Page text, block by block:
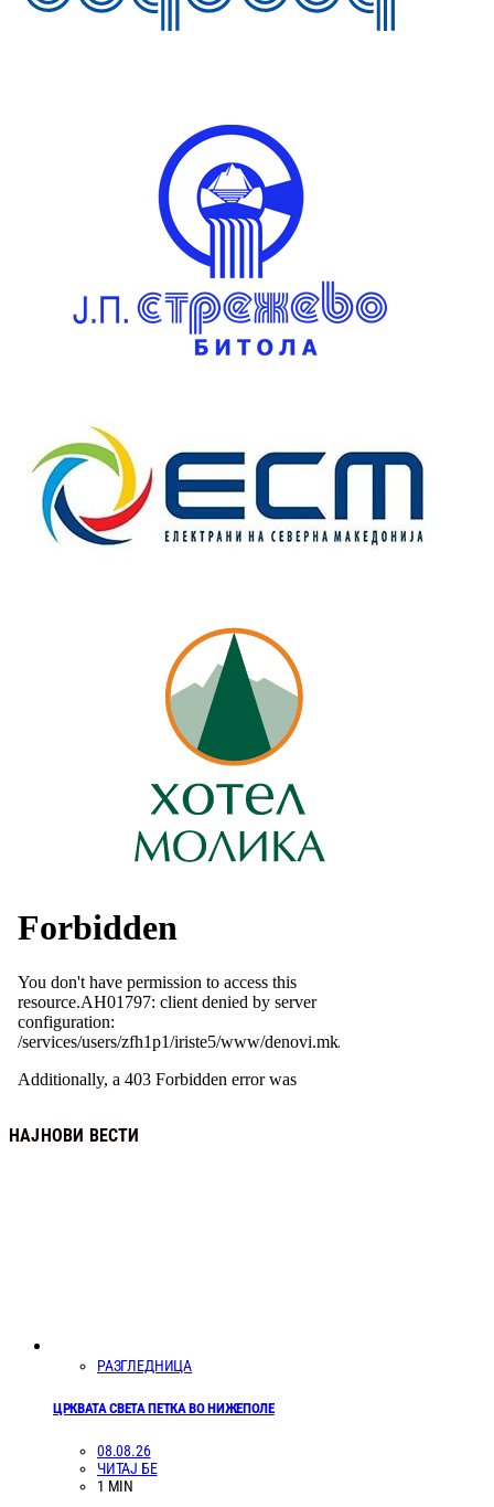
НАЈНОВИ ВЕСТИ
РАЗГЛЕДНИЦА
ЦРКВАТА СВЕТА ПЕТКА ВО НИЖЕПОЛЕ
08.08.26
ЧИТАЈ БЕ
1 MIN